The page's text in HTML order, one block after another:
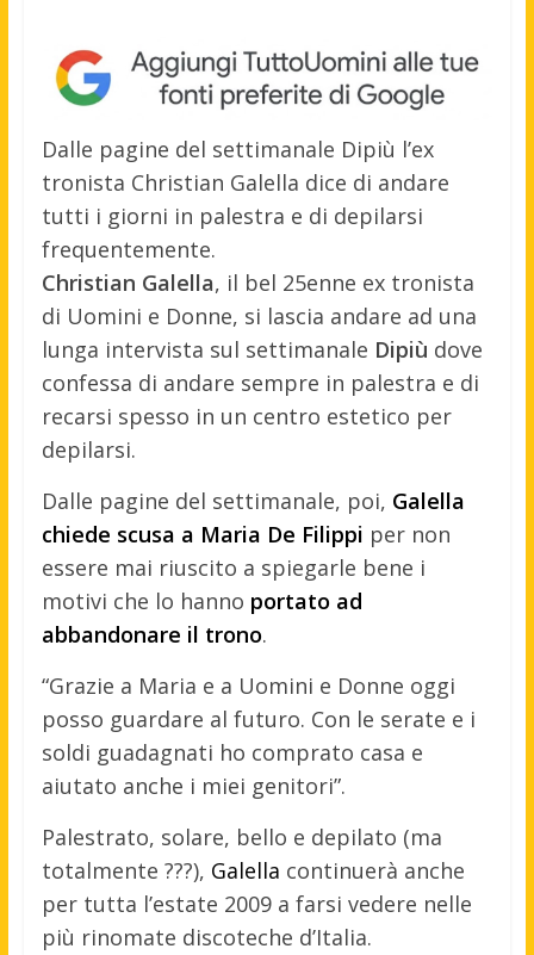
Dalle pagine del settimanale Dipiù l’ex
tronista Christian Galella dice di andare
tutti i giorni in palestra e di depilarsi
frequentemente.
Christian Galella, il bel 25enne ex tronista
di Uomini e Donne, si lascia andare ad una
lunga intervista sul settimanale Dipiù dove
confessa di andare sempre in palestra e di
recarsi spesso in un centro estetico per
depilarsi.
Dalle pagine del settimanale, poi, Galella
chiede scusa a Maria De Filippi per non
essere mai riuscito a spiegarle bene i
motivi che lo hanno portato ad
abbandonare il trono.
“Grazie a Maria e a Uomini e Donne oggi
posso guardare al futuro. Con le serate e i
soldi guadagnati ho comprato casa e
aiutato anche i miei genitori”.
Palestrato, solare, bello e depilato (ma
totalmente ???), Galella continuerà anche
per tutta l’estate 2009 a farsi vedere nelle
più rinomate discoteche d’Italia.